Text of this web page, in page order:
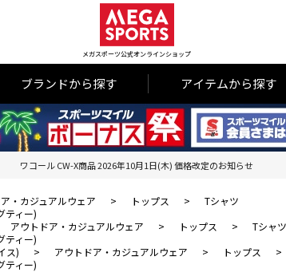
メガスポーツ公式オンラインショップ
ブランドから探す アイテムから探す
ワコール CW-X商品 2026年10月1日(木) 価格改定のお知らせ
・カジュアルウェア > トップス >
Tシャツ
ティー)
アウトドア・カジュアルウェア > トップス >
Tシャツ
ティー)
ス) > アウトドア・カジュアルウェア > トップス >
ティー)